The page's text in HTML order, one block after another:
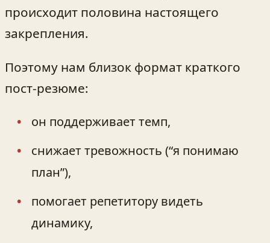
происходит половина настоящего
закрепления.
Поэтому нам близок формат краткого
пост-резюме:
он поддерживает темп,
снижает тревожность (“я понимаю
план”),
помогает репетитору видеть
динамику,